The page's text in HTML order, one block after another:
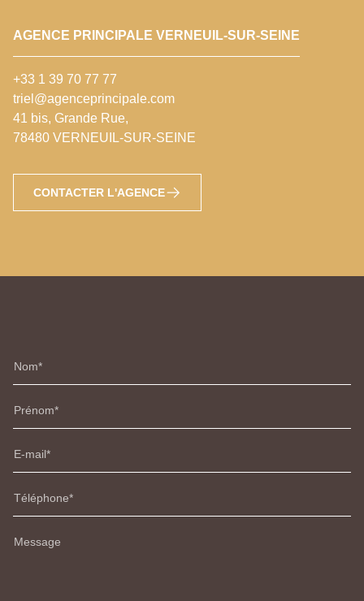
AGENCE PRINCIPALE VERNEUIL-SUR-SEINE
+33 1 39 70 77 77
triel@agenceprincipale.com
41 bis, Grande Rue,
78480 VERNEUIL-SUR-SEINE
CONTACTER L'AGENCE
Nom
Prénom
E-mail
Téléphone
Message